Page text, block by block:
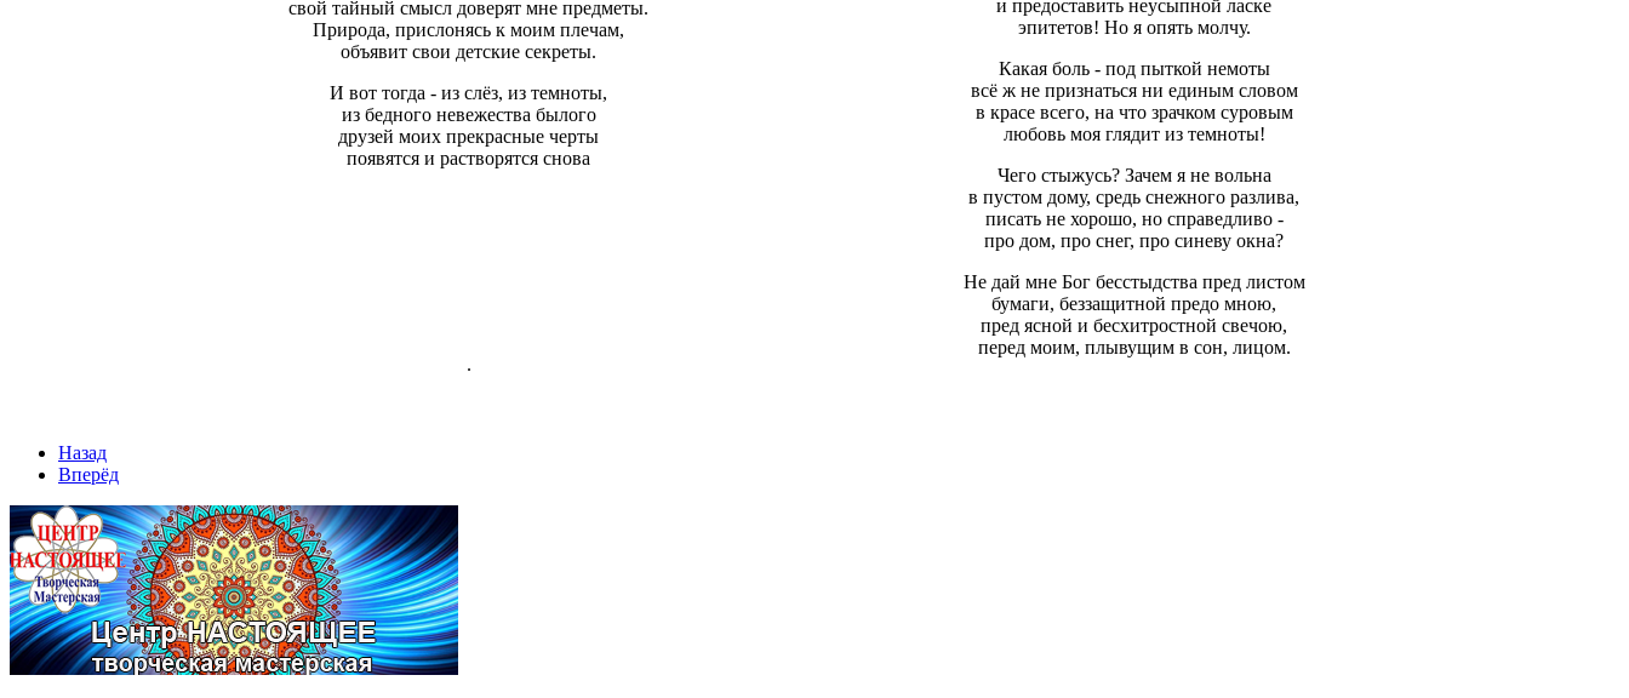
свой тайный смысл доверят мне предметы.
Природа, прислонясь к моим плечам,
объявит свои детские секреты.
И вот тогда - из слёз, из темноты,
из бедного невежества былого
друзей моих прекрасные черты
появятся и растворятся снова
.
и предоставить неусыпной ласке
эпитетов! Но я опять молчу.
Какая боль - под пыткой немоты
всё ж не признаться ни единым словом
в красе всего, на что зрачком суровым
любовь моя глядит из темноты!
Чего стыжусь? Зачем я не вольна
в пустом дому, средь снежного разлива,
писать не хорошо, но справедливо -
про дом, про снег, про синеву окна?
Не дай мне Бог бесстыдства пред листом
бумаги, беззащитной предо мною,
пред ясной и бесхитростной свечою,
перед моим, плывущим в сон, лицом.
Назад
Вперёд